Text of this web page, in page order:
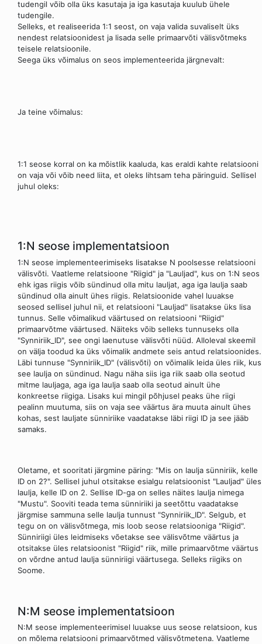
tudengil võib olla üks kasutaja ja iga kasutaja kuulub ühele
tudengile.
Selleks, et realiseerida 1:1 seost, on vaja valida suvaliselt üks
nendest relatsioonidest ja lisada selle primaarvõti välisvõtmeks
teisele relatsioonile.
Seega üks võimalus on seos implementeerida järgnevalt:
Ja teine võimalus:
1:1 seose korral on ka mõistlik kaaluda, kas eraldi kahte relatsiooni
on vaja või võib need liita, et oleks lihtsam teha päringuid. Sellisel
juhul oleks:
1:N seose implementatsioon
1:N seose implementeerimiseks lisatakse N poolsesse relatsiooni
välisvõti. Vaatleme relatsioone "Riigid" ja "Lauljad", kus on 1:N seos
ehk igas riigis võib sündinud olla mitu lauljat, aga iga laulja saab
sündinud olla ainult ühes riigis. Relatsioonide vahel luuakse
seosed sellisel juhul nii, et relatsiooni "Lauljad" lisatakse üks lisa
tunnus. Selle võimalikud väärtused on relatsiooni "Riigid"
primaarvõtme väärtused. Näiteks võib selleks tunnuseks olla
"Synniriik_ID", see ongi laenutuse välisvõti nüüd. Alloleval skeemil
on välja toodud ka üks võimalik andmete seis antud relatsioonides.
Läbi tunnuse "Synniriik_ID" (välisvõti) on võimalik leida üles riik, kus
see laulja on sündinud. Nagu näha siis iga riik saab olla seotud
mitme lauljaga, aga iga laulja saab olla seotud ainult ühe
konkreetse riigiga. Lisaks kui mingil põhjusel peaks ühe riigi
pealinn muutuma, siis on vaja see väärtus ära muuta ainult ühes
kohas, sest lauljate sünniriike vaadatakse läbi riigi ID ja see jääb
samaks.
Oletame, et sooritati järgmine päring: "Mis on laulja sünniriik, kelle
ID on 2?". Sellisel juhul otsitakse esialgu relatsioonist "Lauljad" üles
laulja, kelle ID on 2. Sellise ID-ga on selles näites laulja nimega
"Mustu". Sooviti teada tema sünniriiki ja seetõttu vaadatakse
järgmise sammuna selle laulja tunnust "Synniriik_ID". Selgub, et
tegu on on välisvõtmega, mis loob seose relatsiooniga "Riigid".
Sünniriigi üles leidmiseks võetakse see välisvõtme väärtus ja
otsitakse üles relatsioonist "Riigid" riik, mille primaarvõtme väärtus
on võrdne antud laulja sünniriigi väärtusega. Selleks riigiks on
Soome.
N:M seose implementatsioon
N:M seose implementeerimisel luuakse uus seose relatsioon, kus
on mõlema relatsiooni primaarvõtmed välisvõtmetena. Vaatleme